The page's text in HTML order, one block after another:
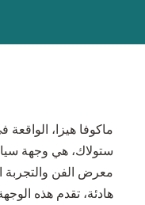
ماكوفا هيزا، الواقعة
ستولاك، هي وجهة
معرض الفن والتجربة
هادئة، تقدم هذه